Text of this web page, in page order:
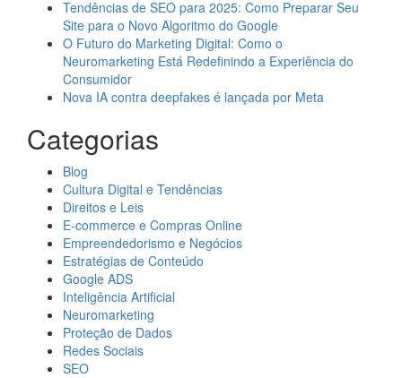
Tendências de SEO para 2025: Como Preparar Seu
Site para o Novo Algoritmo do Google
O Futuro do Marketing Digital: Como o
Neuromarketing Está Redefinindo a Experiência do
Consumidor
Nova IA contra deepfakes é lançada por Meta
Categorias
Blog
Cultura Digital e Tendências
Direitos e Leis
E-commerce e Compras Online
Empreendedorismo e Negócios
Estratégias de Conteúdo
Google ADS
Inteligência Artificial
Neuromarketing
Proteção de Dados
Redes Sociais
SEO